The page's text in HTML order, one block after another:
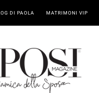
DI PAOLA MATRIMONI VIP